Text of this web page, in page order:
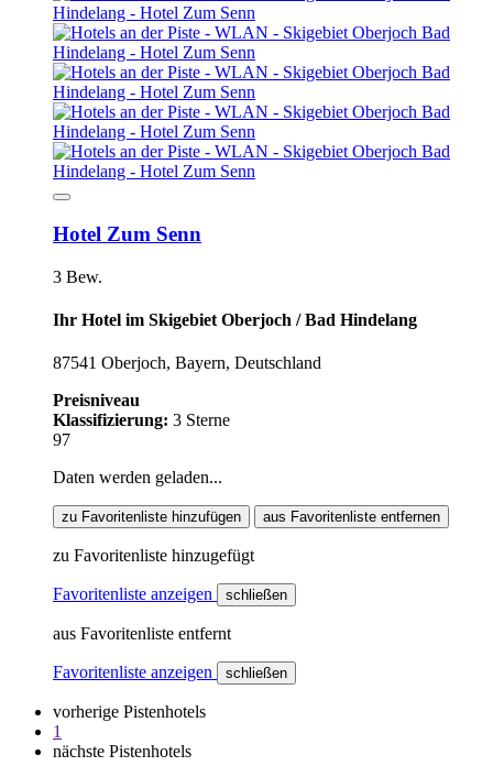
Hotel Zum Senn
3 Bew.
Ihr Hotel im Skigebiet Oberjoch / Bad Hindelang
87541 Oberjoch, Bayern, Deutschland
Preisniveau
Klassifizierung: 3 Sterne
97
Daten werden geladen...
zu Favoritenliste hinzufügen aus Favoritenliste entfernen
zu Favoritenliste hinzugefügt
Favoritenliste anzeigen schließen
aus Favoritenliste entfernt
Favoritenliste anzeigen schließen
vorherige Pistenhotels
1
nächste Pistenhotels